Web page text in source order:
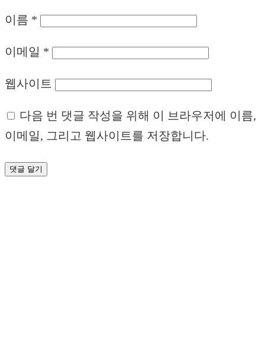
이름 *
이메일 *
웹사이트
다음 번 댓글 작성을 위해 이 브라우저에 이름,
이메일, 그리고 웹사이트를 저장합니다.